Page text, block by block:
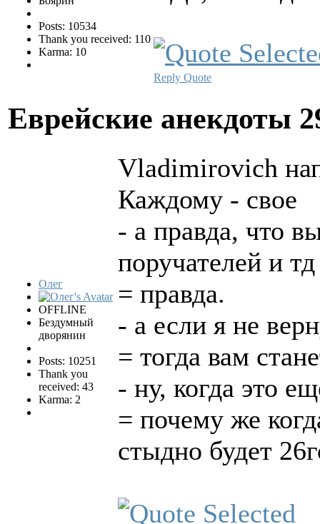
Posts: 10534
Thank you received: 110
Karma: 10
Reply Quote
Еврейские анекдоты
Олег
OFFLINE
Бездумный
дворянин
Posts: 10251
Thank you
received: 43
Karma: 2
Vladimirovich
Каждому - свое
- а правда, что
поручателей и
= правда.
- а если я не
= тогда вам
- ну, когда это
= почему же
стыдно будет